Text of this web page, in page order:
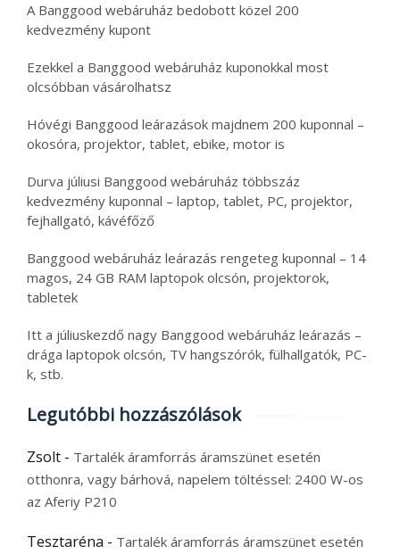
A Banggood webáruház bedobott közel 200
kedvezmény kupont
Ezekkel a Banggood webáruház kuponokkal most
olcsóbban vásárolhatsz
Hóvégi Banggood leárazások majdnem 200 kuponnal –
okosóra, projektor, tablet, ebike, motor is
Durva júliusi Banggood webáruház többszáz
kedvezmény kuponnal – laptop, tablet, PC, projektor,
fejhallgató, kávéfőző
Banggood webáruház leárazás rengeteg kuponnal – 14
magos, 24 GB RAM laptopok olcsón, projektorok,
tabletek
Itt a júliuskezdő nagy Banggood webáruház leárazás –
drága laptopok olcsón, TV hangszórók, fülhallgatók, PC-
k, stb.
Legutóbbi hozzászólások
Zsolt - Tartalék áramforrás áramszünet esetén
otthonra, vagy bárhová, napelem töltéssel: 2400 W-os
az Aferiy P210
Tesztaréna - Tartalék áramforrás áramszünet esetén